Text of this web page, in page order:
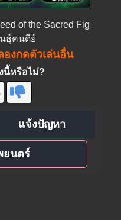
of the Sacred Fig
ธุ์คนดีย์
งกดตัวเล่นอื่น
นี้หรือไม่?
แจ้งปัญหา
ยนตร์